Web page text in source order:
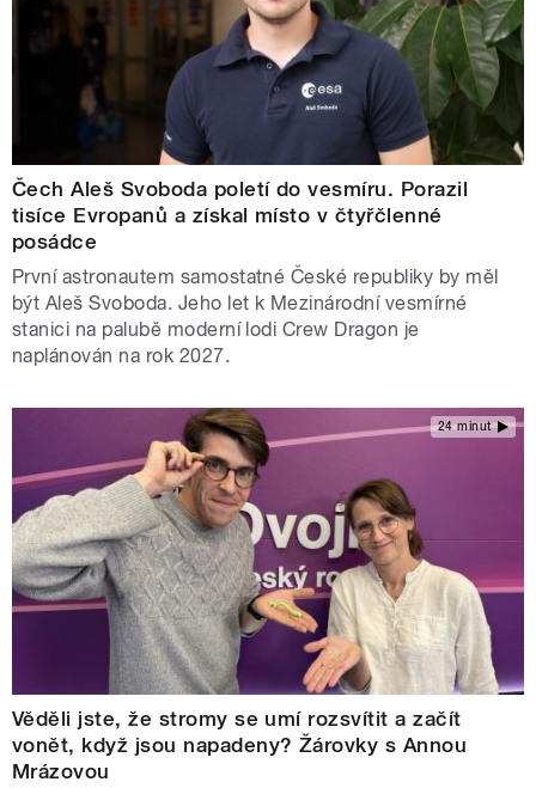
Čech Aleš Svoboda poletí do vesmíru. Porazil
tisíce Evropanů a získal místo v čtyřčlenné
posádce
První astronautem samostatné České republiky by měl
být Aleš Svoboda. Jeho let k Mezinárodní vesmírné
stanici na palubě moderní lodi Crew Dragon je
naplánován na rok 2027.
24 minut
Věděli jste, že stromy se umí rozsvítit a začít
vonět, když jsou napadeny? Žárovky s Annou
Mrázovou